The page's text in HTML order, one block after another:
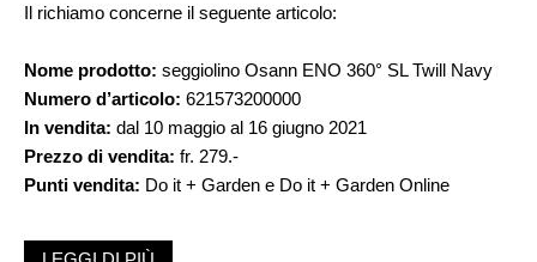
Il richiamo concerne il seguente articolo:
Nome prodotto: seggiolino Osann ENO 360° SL Twill Navy
Numero d’articolo: 621573200000
In vendita: dal 10 maggio al 16 giugno 2021
Prezzo di vendita: fr. 279.-
Punti vendita: Do it + Garden e Do it + Garden Online